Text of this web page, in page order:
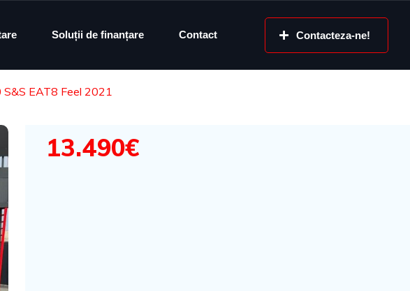
Soluții de finanțare Contact Contacteza-ne!
EAT8 Feel 2021
13.490€